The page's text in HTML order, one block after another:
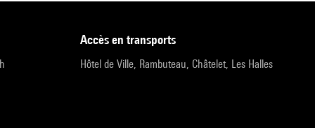
accès en transports
Hôtel de Ville, Rambuteau, Châtelet, Les Halles